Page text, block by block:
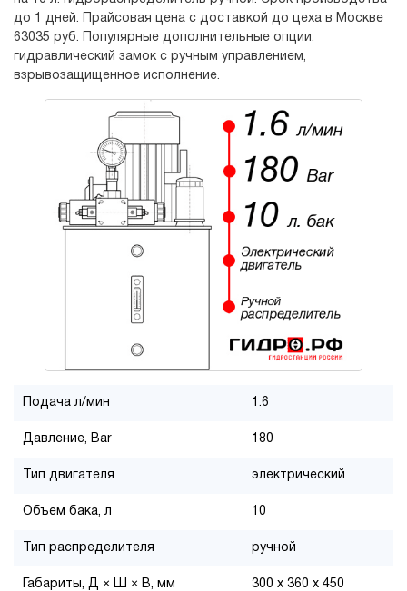
до 1 дней. Прайсовая цена с доставкой до цеха в Москве
63035 руб. Популярные дополнительные опции:
гидравлический замок с ручным управлением,
взрывозащищенное исполнение.
Подача л/мин 1.6
Давление, Bar 180
Тип двигателя электрический
Объем бака, л 10
Тип распределителя ручной
Габариты, Д × Ш × В, мм 300 x 360 x 450